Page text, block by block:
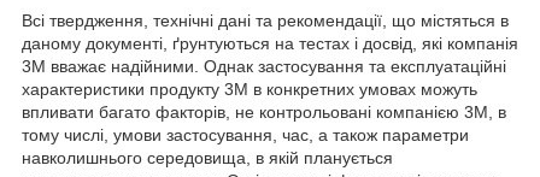
Всі твердження, технічні дані та рекомендації, що містяться в
даному документі, ґрунтуються на тестах і досвід, які компанія
3М вважає надійними. Однак застосування та експлуатаційні
характеристики продукту 3М в конкретних умовах можуть
впливати багато факторів, не контрольовані компанією 3М, в
тому числі, умови застосування, час, а також параметри
навколишнього середовища, в якій планується